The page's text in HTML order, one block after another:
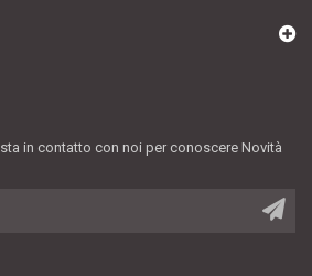
in contatto con noi per conoscere Novità